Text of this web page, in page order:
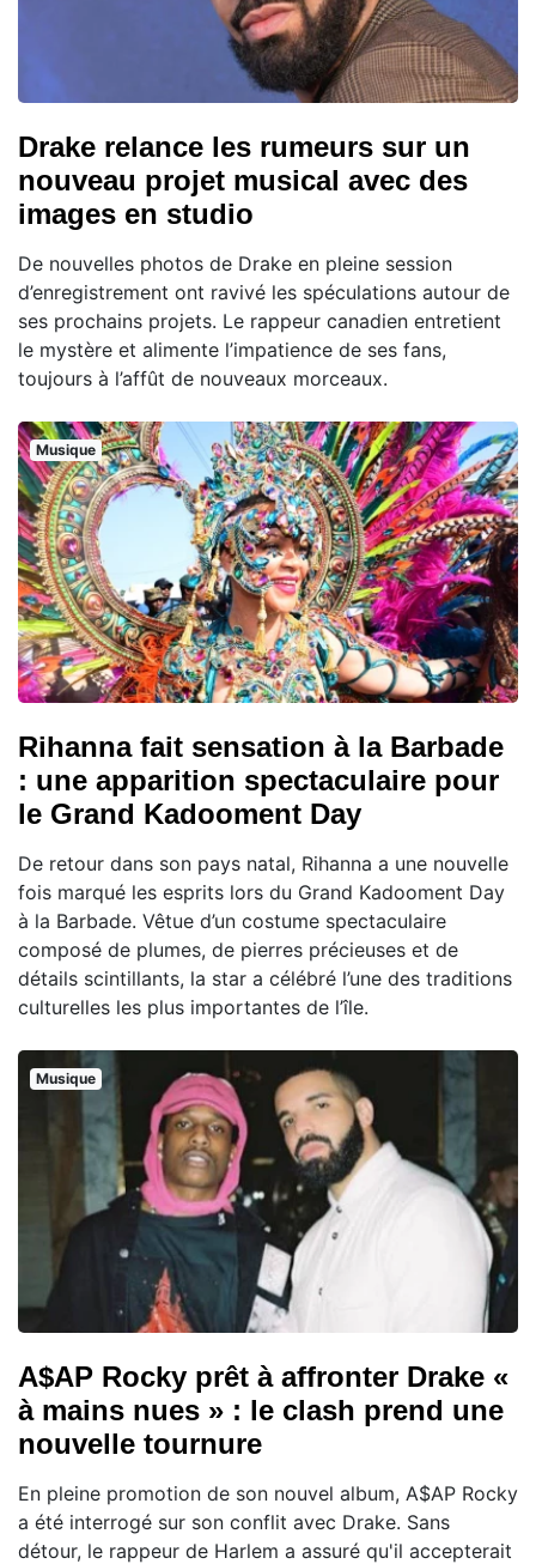
Drake relance les rumeurs sur un
nouveau projet musical avec des
images en studio
De nouvelles photos de Drake en pleine session
d’enregistrement ont ravivé les spéculations autour de
ses prochains projets. Le rappeur canadien entretient
le mystère et alimente l’impatience de ses fans,
toujours à l’affût de nouveaux morceaux.
Musique
Rihanna fait sensation à la Barbade
: une apparition spectaculaire pour
le Grand Kadooment Day
De retour dans son pays natal, Rihanna a une nouvelle
fois marqué les esprits lors du Grand Kadooment Day
à la Barbade. Vêtue d’un costume spectaculaire
composé de plumes, de pierres précieuses et de
détails scintillants, la star a célébré l’une des traditions
culturelles les plus importantes de l’île.
Musique
A$AP Rocky prêt à affronter Drake «
à mains nues » : le clash prend une
nouvelle tournure
En pleine promotion de son nouvel album, A$AP Rocky
a été interrogé sur son conflit avec Drake. Sans
détour, le rappeur de Harlem a assuré qu'il accepterait